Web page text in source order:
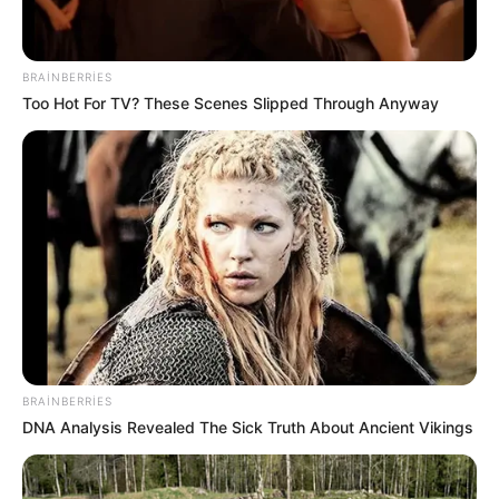
0
17:35 / 06 Avqust 2026 CƏMİYYƏT
Başqalarının sənədləri ilə sərhədi
keçmək istədilər
42 0 0
BRAINBERRIES
Too Hot For TV? These Scenes Slipped Through Anyway
BRAINBERRIES
DNA Analysis Revealed The Sick Truth About Ancient Vikings